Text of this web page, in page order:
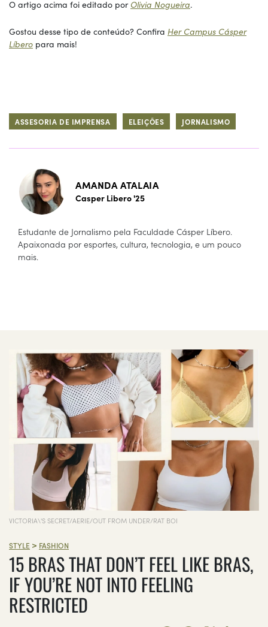
O artigo acima foi editado por Olivia Nogueira.
Gostou desse tipo de conteúdo? Confira Her Campus Cásper
Líbero para mais!
ASSESORIA DE IMPRENSA ELEIÇÕES JORNALISMO
AMANDA ATALAIA
Casper Libero '25
Estudante de Jornalismo pela Faculdade Cásper Líbero.
Apaixonada por esportes, cultura, tecnologia, e um pouco
mais.
VICTORIA\'S SECRET/AERIE/OUT FROM UNDER/RAT BOI
STYLE > FASHION
15 BRAS THAT DON’T FEEL LIKE BRAS,
IF YOU’RE NOT INTO FEELING
RESTRICTED